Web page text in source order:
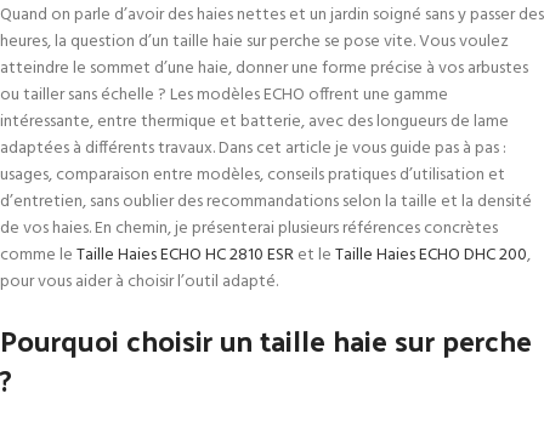
Quand on parle d’avoir des haies nettes et un jardin soigné sans y passer des
heures, la question d’un taille haie sur perche se pose vite. Vous voulez
atteindre le sommet d’une haie, donner une forme précise à vos arbustes
ou tailler sans échelle ? Les modèles ECHO offrent une gamme
intéressante, entre thermique et batterie, avec des longueurs de lame
adaptées à différents travaux. Dans cet article je vous guide pas à pas :
usages, comparaison entre modèles, conseils pratiques d’utilisation et
d’entretien, sans oublier des recommandations selon la taille et la densité
de vos haies. En chemin, je présenterai plusieurs références concrètes
comme leTaille Haies ECHO HC 2810 ESRet leTaille Haies ECHO DHC 200,
pour vous aider à choisir l’outil adapté.
Pourquoi choisir un taille haie sur perche
?